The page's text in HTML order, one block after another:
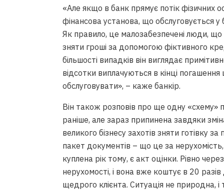
«Але якщо в банк прямує потік фізичних
фінансова установа, що обслуговується
Як правило, це малозабезпечені люди,
зняти гроші за допомогою фіктивного
більшості випадків він виглядає
відсотки виплачуються в кінці погашення
обслуговувати», – каже банкір.
Він також розповів про ще одну «схему»
раніше, але зараз припинена завдяки
великого бізнесу захотів зняти готівку
пакет документів – що це за
куплена рік тому, є акт оцінки. Рівно
нерухомості, і вона вже коштує в 20
щедрого клієнта. Ситуація не природна, і